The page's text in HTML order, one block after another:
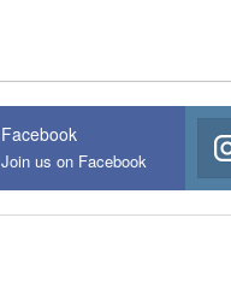
Facebook
Join us on Facebook